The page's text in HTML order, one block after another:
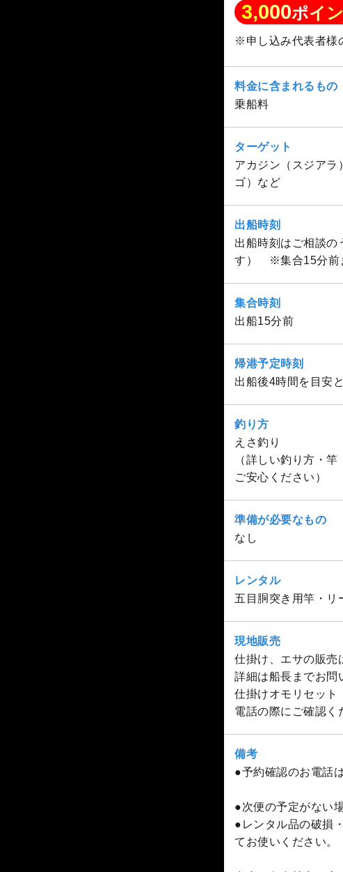
3,000ポイ
※申し込み代表者様
料金に含まれるもの
乗船料
ターゲット
アカジン（スジアラ
ゴ）など
出船時刻
出船時刻はご相談の
す） ※集合15分前
集合時刻
出船15分前
帰港予定時刻
出船後4時間を目安
釣り方
えさ釣り
（詳しい釣り方・
ご安心ください）
準備が必要なもの
なし
レンタル
五目胴突き用竿・リ
現地販売
仕掛け、エサの販売
詳細は船長までお問
仕掛けオモリセット
電話の際にご確認く
備考
●予約確認のお電話
●次便の予定がない
●レンタル品の破損
てお使いください。